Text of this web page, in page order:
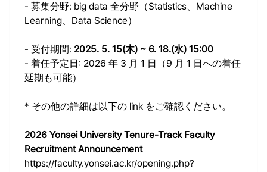
- 募集分野: big data 全分野（Statistics、Machine
Learning、Data Science）
- 受付期間: 2025. 5. 15(木) ~ 6. 18.(水) 15:00
- 着任予定日: 2026 年 3 月 1 日（9 月 1 日への着任
延期も可能）
* その他の詳細は以下の link をご確認ください。
2026 Yonsei University Tenure-Track Faculty
Recruitment Announcement
https://faculty.yonsei.ac.kr/opening.php?